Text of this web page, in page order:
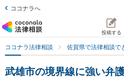
ココナラへ
投稿する
ココナラ法律相談 佐賀県で法律相談で
武雄市の境界線に強い弁